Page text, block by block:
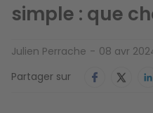
simple : que
Julien Perrache
08 avr
Partager sur